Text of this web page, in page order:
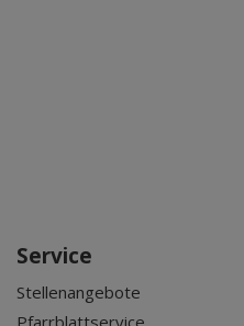
Service
Stellenangebote
Pfarrblattservice